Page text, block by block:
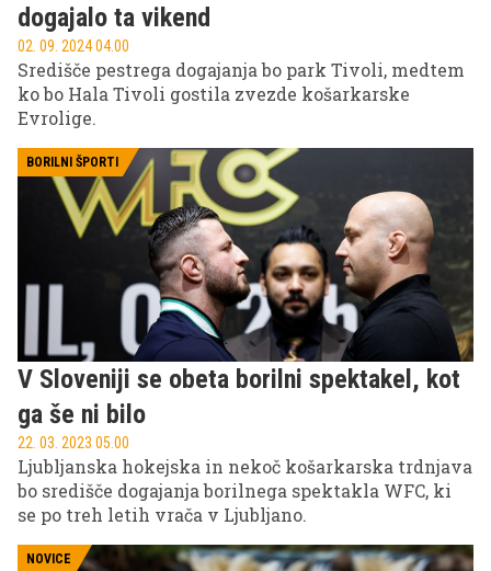
dogajalo ta vikend
02. 09. 2024 04.00
Središče pestrega dogajanja bo park Tivoli, medtem
ko bo Hala Tivoli gostila zvezde košarkarske
Evrolige.
BORILNI ŠPORTI
V Sloveniji se obeta borilni spektakel, kot
ga še ni bilo
22. 03. 2023 05.00
Ljubljanska hokejska in nekoč košarkarska trdnjava
bo središče dogajanja borilnega spektakla WFC, ki
se po treh letih vrača v Ljubljano.
NOVICE